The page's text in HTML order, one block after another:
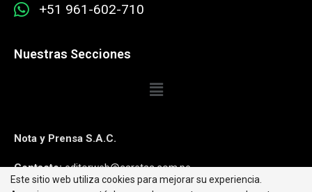
+51 961-602-710
Nuestras Secciones
Nota y Prensa S.A.C.
Contacto:editorweb@caretas.com.pe
Este sitio web utiliza cookies para mejorar su experiencia.